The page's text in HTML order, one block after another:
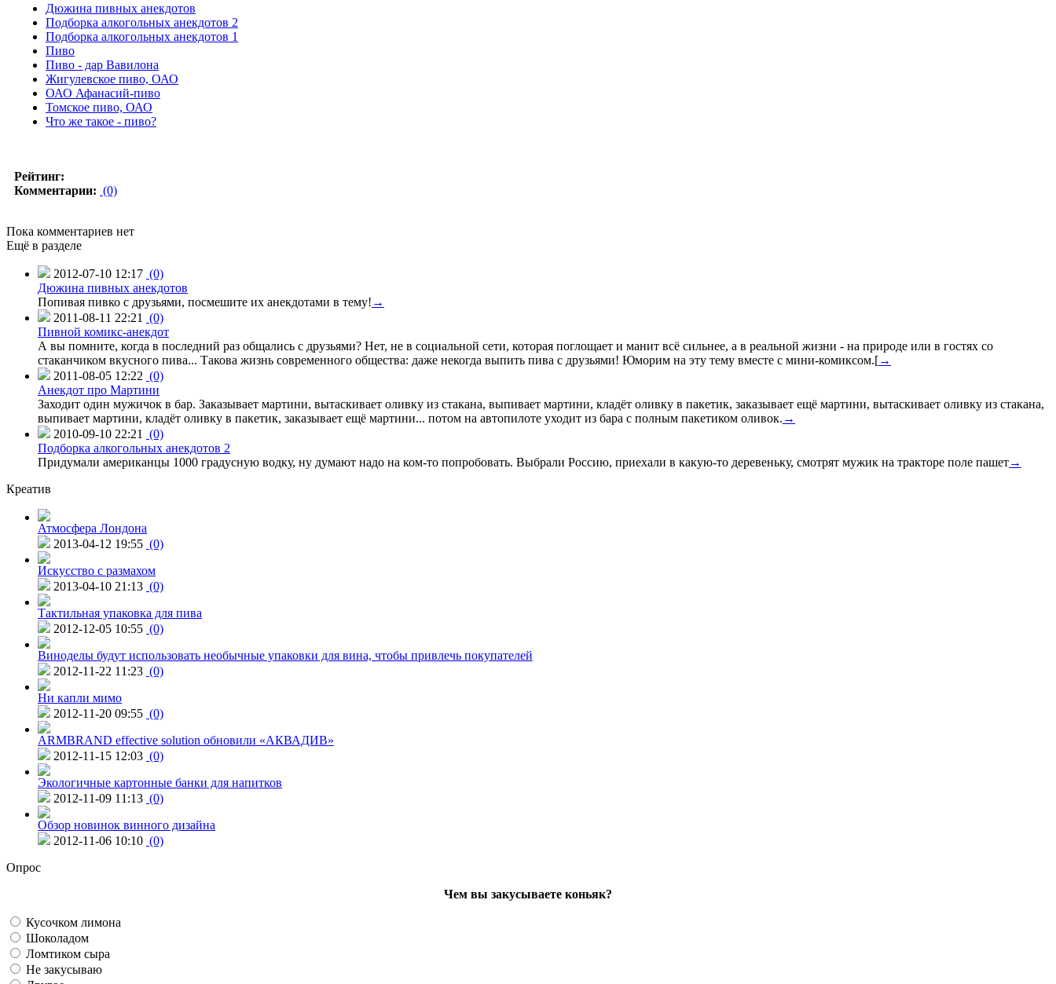
Дюжина пивных анекдотов
Подборка алкогольных анекдотов 2
Подборка алкогольных анекдотов 1
Пиво
Пиво - дар Вавилона
Жигулевское пиво, ОАО
ОАО Афанасий-пиво
Томское пиво, ОАО
Что же такое - пиво?
Рейтинг:
Комментарии: (0)
Пока комментариев нет
Ещё в разделе
2012-07-10 12:17 (0)
Дюжина пивных анекдотов
Попивая пивко с друзьями, посмешите их анекдотами в тему! →
2011-08-11 22:21
(0)
Пивной комикс-анекдот
А вы помните, когда в последний раз общались с друзьями? Нет, не в социальной сети, которая поглощает и манит всё сильнее, а в реальной жизни - на природе или в гостях со
стаканчиком вкусного пива... Такова жизнь современного общества: даже некогда выпить пива с друзьями! Юморим на эту тему вместе с мини-комиксом.[→
2011-08-05 12:22 (0)
Анекдот про Мартини
Заходит один мужичок в бар. Заказывает мартини, вытаскивает оливку из стакана, выпивает мартини, кладёт оливку в пакетик, заказывает ещё мартини, вытаскивает оливку из стакана,
выпивает мартини, кладёт оливку в пакетик, заказывает ещё мартини... потом на автопилоте уходит из бара с полным пакетиком оливок. →
2010-09-10 22:21
(0)
Подборка алкогольных анекдотов 2
Придумали американцы 1000 градусную водку, ну думают надо на ком-то попробовать. Выбрали Россию, приехали в какую-то деревеньку, смотрят мужик на тракторе поле пашет→
Креатив
Атмосфера Лондона
2013-04-12 19:55 (0)
Искусство с размахом
2013-04-10 21:13 (0)
Тактильная упаковка для пива
2012-12-05 10:55 (0)
Виноделы будут использовать необычные упаковки для вина, чтобы привлечь покупателей
2012-11-22 11:23 (0)
Ни капли мимо
2012-11-20 09:55 (0)
ARMBRAND effective solution обновили «АКВАДИВ»
2012-11-15 12:03 (0)
Экологичные картонные банки для напитков
2012-11-09 11:13 (0)
Обзор новинок винного дизайна
2012-11-06 10:10 (0)
Опрос
Чем вы закусываете коньяк?
Кусочком лимона
Шоколадом
Ломтиком сыра
Не закусываю